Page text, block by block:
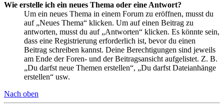
Wie erstelle ich ein neues Thema oder eine Antwort?
Um ein neues Thema in einem Forum zu eröffnen, musst du
auf „Neues Thema“ klicken. Um auf einen Beitrag zu
antworten, musst du auf „Antworten“ klicken. Es könnte sein,
dass eine Registrierung erforderlich ist, bevor du einen
Beitrag schreiben kannst. Deine Berechtigungen sind jeweils
am Ende der Foren- und der Beitragsansicht aufgelistet. Z. B.
„Du darfst neue Themen erstellen“, „Du darfst Dateianhänge
erstellen“ usw.
Nach oben